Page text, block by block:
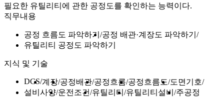
필요한 유틸리티에 관한 공정도를 확인하는 능력이다.
직무내용
공정 흐름도 파악하기
공정 배관·계장도 파악하기
유틸리티 공정도 파악하기
지식 및 기술
DCS 계장 공정배관 공정흐름 공정흐름도 도면기호
설비사양 운전조건 유틸리티 유틸리티설비 주공정